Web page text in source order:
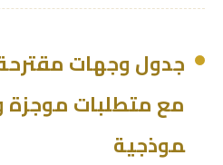
جدول وجهات
مع متطلبات
موذجية